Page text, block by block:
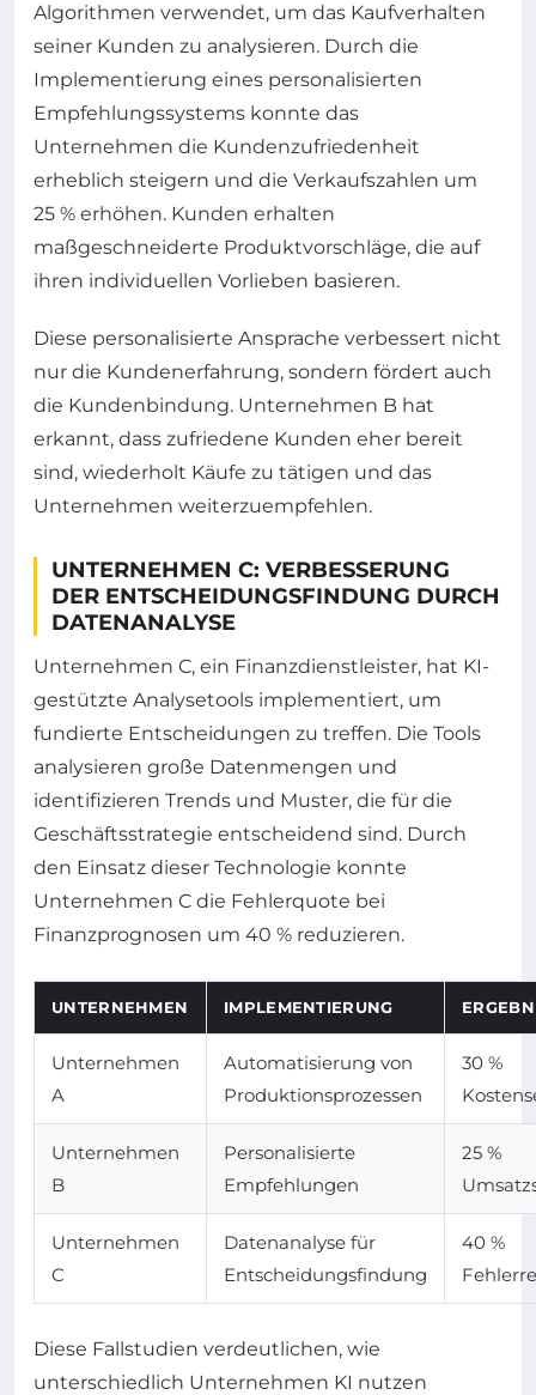
Algorithmen verwendet, um das Kaufverhalten
seiner Kunden zu analysieren. Durch die
Implementierung eines personalisierten
Empfehlungssystems konnte das
Unternehmen die Kundenzufriedenheit
erheblich steigern und die Verkaufszahlen um
25 % erhöhen. Kunden erhalten
maßgeschneiderte Produktvorschläge, die auf
ihren individuellen Vorlieben basieren.
Diese personalisierte Ansprache verbessert nicht
nur die Kundenerfahrung, sondern fördert auch
die Kundenbindung. Unternehmen B hat
erkannt, dass zufriedene Kunden eher bereit
sind, wiederholt Käufe zu tätigen und das
Unternehmen weiterzuempfehlen.
UNTERNEHMEN C: VERBESSERUNG
DER ENTSCHEIDUNGSFINDUNG DURCH
DATENANALYSE
Unternehmen C, ein Finanzdienstleister, hat KI-
gestützte Analysetools implementiert, um
fundierte Entscheidungen zu treffen. Die Tools
analysieren große Datenmengen und
identifizieren Trends und Muster, die für die
Geschäftsstrategie entscheidend sind. Durch
den Einsatz dieser Technologie konnte
Unternehmen C die Fehlerquote bei
Finanzprognosen um 40 % reduzieren.
UNTERNEHMEN IMPLEMENTIERUNG
Unternehmen
A
Automatisierung von
Produktionsprozessen
30 %
Unternehmen
B
Personalisierte
Empfehlungen
25 %
Unternehmen
C
Datenanalyse für
Entscheidungsfindung
40 %
Diese Fallstudien verdeutlichen, wie
unterschiedlich Unternehmen KI nutzen